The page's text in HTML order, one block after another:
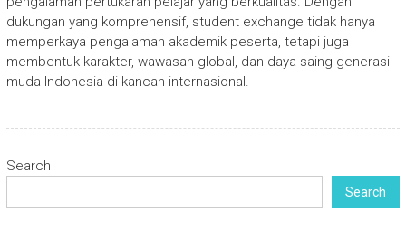
dukungan yang komprehensif, student exchange tidak hanya
memperkaya pengalaman akademik peserta, tetapi juga
membentuk karakter, wawasan global, dan daya saing generasi
muda Indonesia di kancah internasional.
Search
Search